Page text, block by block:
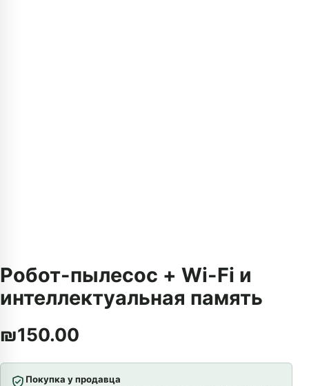
Робот-пылесос + Wi-Fi и
интеллектуальная память
₪150.00
Покупка у продавца